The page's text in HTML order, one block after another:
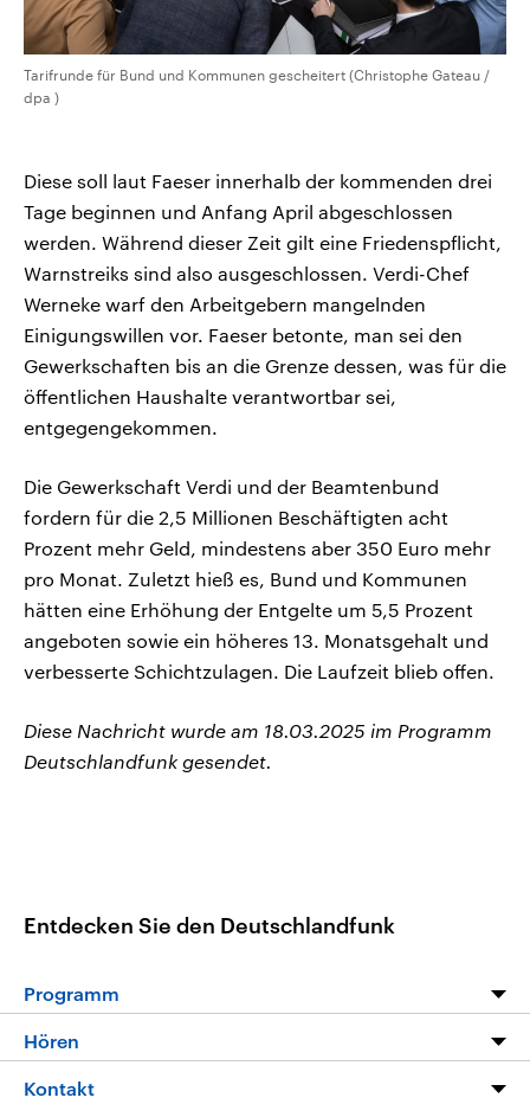
Tarifrunde für Bund und Kommunen gescheitert (Christophe Gateau /
dpa )
Diese soll laut Faeser innerhalb der kommenden drei
Tage beginnen und Anfang April abgeschlossen
werden. Während dieser Zeit gilt eine Friedenspflicht,
Warnstreiks sind also ausgeschlossen. Verdi-Chef
Werneke warf den Arbeitgebern mangelnden
Einigungswillen vor. Faeser betonte, man sei den
Gewerkschaften bis an die Grenze dessen, was für die
öffentlichen Haushalte verantwortbar sei,
entgegengekommen.
Die Gewerkschaft Verdi und der Beamtenbund
fordern für die 2,5 Millionen Beschäftigten acht
Prozent mehr Geld, mindestens aber 350 Euro mehr
pro Monat. Zuletzt hieß es, Bund und Kommunen
hätten eine Erhöhung der Entgelte um 5,5 Prozent
angeboten sowie ein höheres 13. Monatsgehalt und
verbesserte Schichtzulagen. Die Laufzeit blieb offen.
Diese Nachricht wurde am 18.03.2025 im Programm
Deutschlandfunk gesendet.
Entdecken Sie den Deutschlandfunk
Programm
Programm
Hören
Livestream
Kontakt